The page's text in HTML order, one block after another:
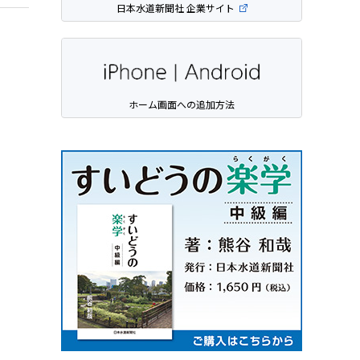
日本水道新聞社 企業サイト
ホーム画面への追加方法